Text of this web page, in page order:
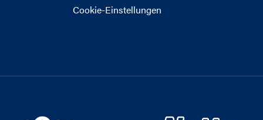
Cookie-Einstellungen